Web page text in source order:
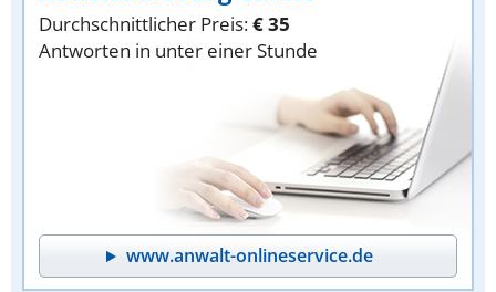
Durchschnittlicher Preis:€ 35
Antworten in unter einer Stunde
www.anwalt-onlineservice.de